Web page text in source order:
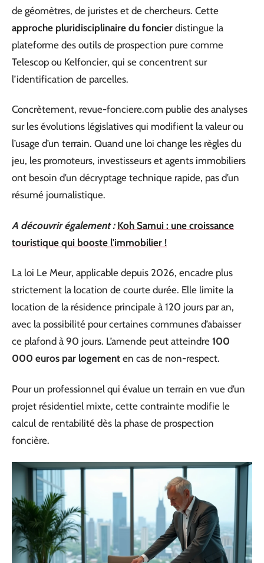
de géomètres, de juristes et de chercheurs. Cette
approche pluridisciplinaire du foncier distingue la
plateforme des outils de prospection pure comme
Telescop ou Kelfoncier, qui se concentrent sur
l’identification de parcelles.
Concrètement, revue-fonciere.com publie des analyses
sur les évolutions législatives qui modifient la valeur ou
l’usage d’un terrain. Quand une loi change les règles du
jeu, les promoteurs, investisseurs et agents immobiliers
ont besoin d’un décryptage technique rapide, pas d’un
résumé journalistique.
A découvrir également : Koh Samui : une croissance
touristique qui booste l'immobilier !
La loi Le Meur, applicable depuis 2026, encadre plus
strictement la location de courte durée. Elle limite la
location de la résidence principale à 120 jours par an,
avec la possibilité pour certaines communes d’abaisser
ce plafond à 90 jours. L’amende peut atteindre 100
000 euros par logement en cas de non-respect.
Pour un professionnel qui évalue un terrain en vue d’un
projet résidentiel mixte, cette contrainte modifie le
calcul de rentabilité dès la phase de prospection
foncière.